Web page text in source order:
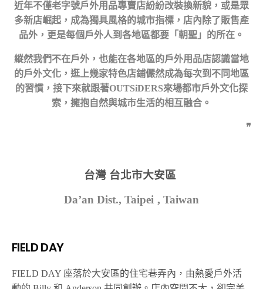
近年不僅老字號戶外用品專賣店紛紛改裝換新貌，或是眾
多新店崛起，成為獨具風格的城市指標，店內除了販售產
品外，更是每個戶外人到各地區都要「朝聖」的所在。
縱然我們不在戶外，也能在各地區的戶外用品店認識當地
的戶外文化，逛上幾家特色店鋪儼然成為每次到不同地區
的習慣，接下來就跟著OUTSiDERS來場都市戶外文化探
索，擁抱自然與城市生活的相互融合。
❞
台灣 台北市大安區
Da’an Dist., Taipei , Taiwan
FIELD DAY
FIELD DAY 座落於大安區的住宅巷弄內，由熱愛戶外活